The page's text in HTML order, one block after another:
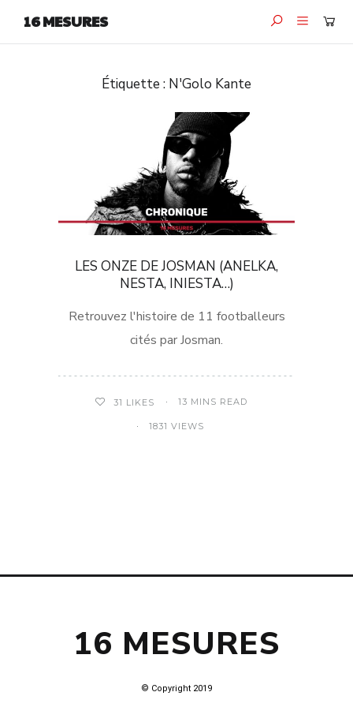
16 MESURES
Étiquette : N'Golo Kante
LES ONZE DE JOSMAN (ANELKA,
NESTA, INIESTA…)
Retrouvez l'histoire de 11 footballeurs
cités par Josman.
31 LIKES 13 MINS READ
1831 VIEWS
© Copyright 2019
16 MESURES